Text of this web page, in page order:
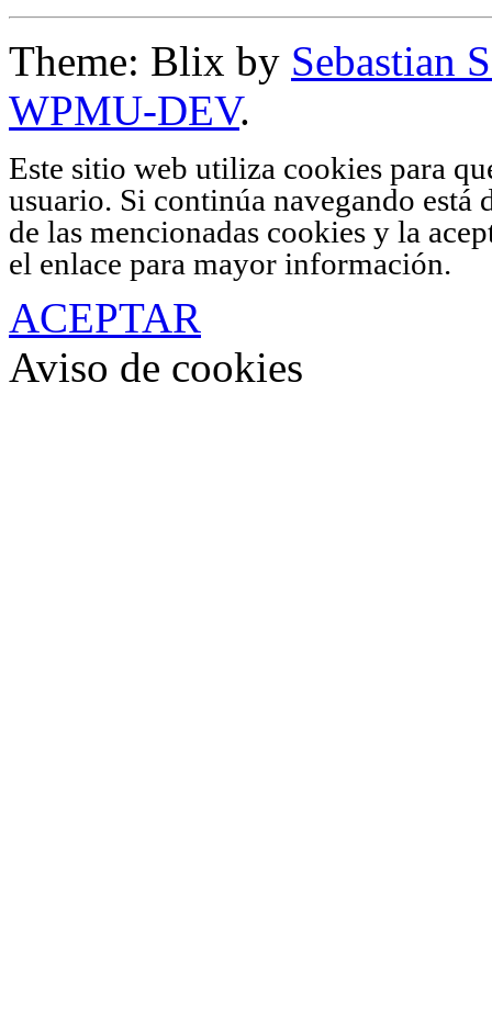
Theme: Blix by Sebastian
WPMU-DEV.
Este sitio web utiliza cookies para
usuario. Si continúa navegando está
de las mencionadas cookies y la
el enlace para mayor información.
ACEPTAR
Aviso de cookies